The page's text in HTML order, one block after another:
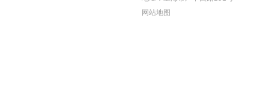
网站地图